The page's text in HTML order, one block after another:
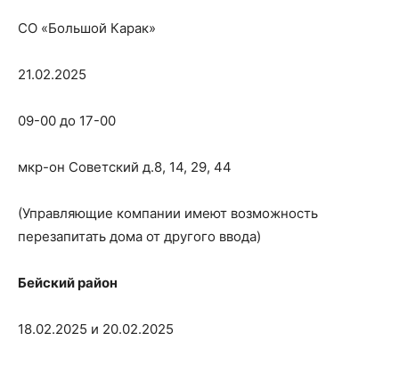
СО «Большой Карак»
21.02.2025
09-00 до 17-00
мкр-он Советский д.8, 14, 29, 44
(Управляющие компании имеют возможность
перезапитать дома от другого ввода)
Бейский район
18.02.2025 и 20.02.2025